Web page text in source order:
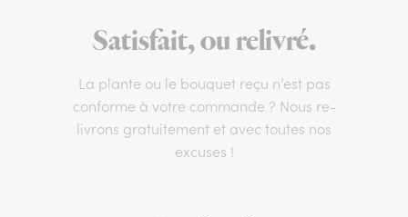
Satisfait, ou relivré.
La plante ou le bouquet reçu n’est pas
conforme à votre commande ? Nous re-
livrons gratuitement et avec toutes nos
excuses !